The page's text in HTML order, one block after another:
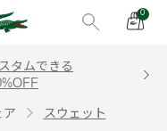
0
タムできる
ア スウェット